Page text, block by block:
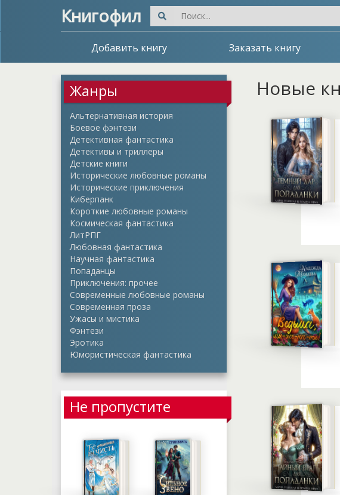
Книгофил
Добавить книгу Заказать книгу
Жанры
Альтернативная история
Боевое фэнтези
Детективная фантастика
Детективы и триллеры
Детские книги
Исторические любовные романы
Исторические приключения
Киберпанк
Короткие любовные романы
Космическая фантастика
ЛитРПГ
Любовная фантастика
Научная фантастика
Попаданцы
Приключения: прочее
Современные любовные романы
Современная проза
Ужасы и мистика
Фэнтези
Эротика
Юмористическая фантастика
Не пропустите
Новые